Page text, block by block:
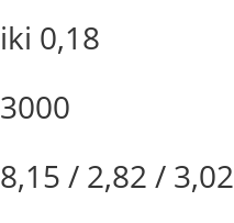
iki 0,18
3000
8,15 / 2,82 / 3,02